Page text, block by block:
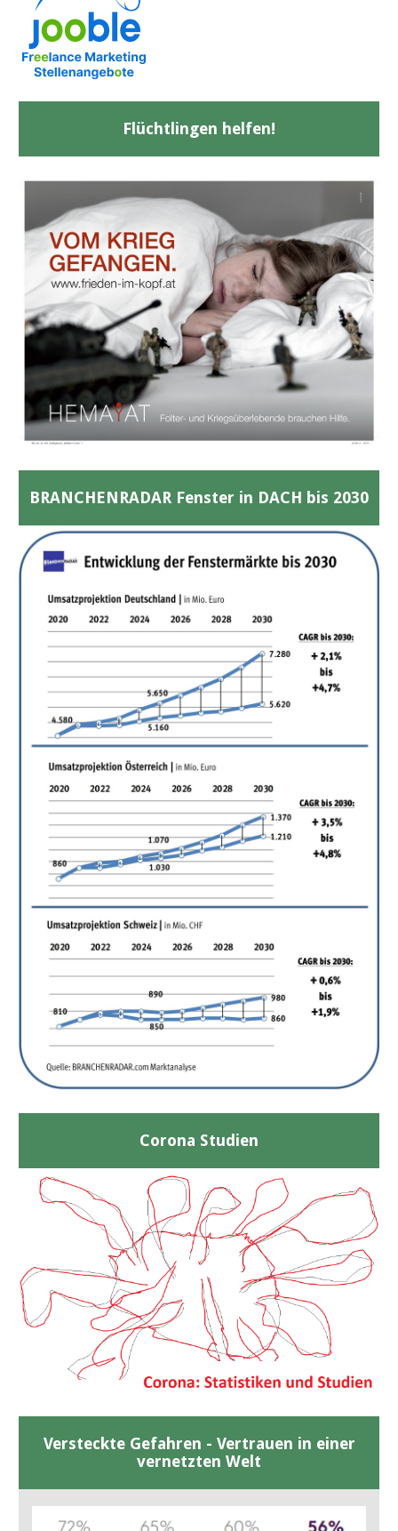
Flüchtlingen helfen!
BRANCHENRADAR Fenster in DACH bis 2030
Corona Studien
Versteckte Gefahren - Vertrauen in einer
vernetzten Welt